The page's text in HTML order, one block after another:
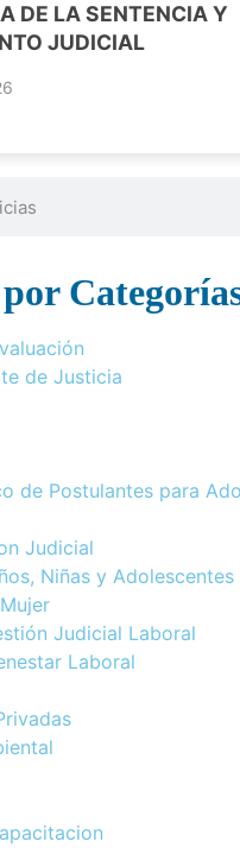
DE LA SENTENCIA Y
JUDICIAL
de Justicia
de Postulantes para
Judicial
Niñas y Adolescentes
Judicial Laboral
Laboral